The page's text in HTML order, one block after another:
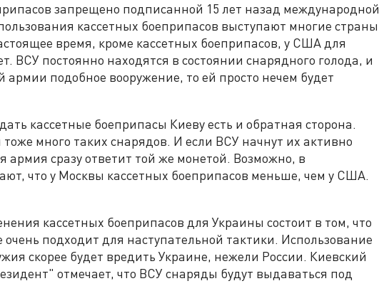
запрещено подписанной 15 лет назад международной
кассетных боеприпасов выступают многие страны
время, кроме кассетных боеприпасов, у США для
ВСУ постоянно находятся в состоянии снарядного голода, и
армии подобное вооружение, то ей просто нечем будет
кассетные боеприпасы Киеву есть и обратная сторона.
тоже много таких снарядов. И если ВСУ начнут их активно
армия сразу ответит той же монетой. Возможно, в
что у Москвы кассетных боеприпасов меньше, чем у США.
кассетных боеприпасов для Украины состоит в том, что
подходит для наступательной тактики. Использование
скорее будет вредить Украине, нежели России. Киевский
отмечает, что ВСУ снаряды будут выдаваться под